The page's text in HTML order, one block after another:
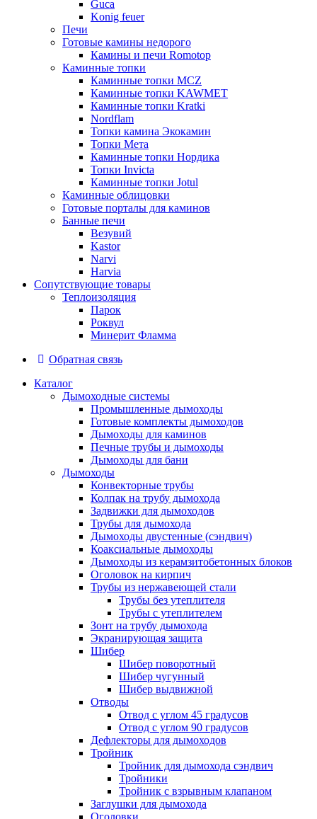
Guca
Konig feuer
Печи
Готовые камины недорого
Камины и печи Romotop
Каминные топки
Каминные топки MCZ
Каминные топки KAWMET
Каминные топки Kratki
Nordflam
Топки камина Экокамин
Топки Мета
Каминные топки Нордика
Топки Invicta
Каминные топки Jotul
Каминные облицовки
Готовые порталы для каминов
Банные печи
Везувий
Kastor
Narvi
Harvia
Сопутствующие товары
Теплоизоляция
Парок
Роквул
Минерит Фламма
Обратная связь
Каталог
Дымоходные системы
Промышленные дымоходы
Готовые комплекты дымоходов
Дымоходы для каминов
Печные трубы и дымоходы
Дымоходы для бани
Дымоходы
Конвекторные трубы
Колпак на трубу дымохода
Задвижки для дымоходов
Трубы для дымохода
Дымоходы двустенные (сэндвич)
Коаксиальные дымоходы
Дымоходы из керамзитобетонных блоков
Оголовок на кирпич
Трубы из нержавеющей стали
Трубы без утеплителя
Трубы с утеплителем
Зонт на трубу дымохода
Экранирующая защита
Шибер
Шибер поворотный
Шибер чугунный
Шибер выдвижной
Отводы
Отвод с углом 45 градусов
Отвод с углом 90 градусов
Дефлекторы для дымоходов
Тройник
Тройник для дымохода сэндвич
Тройники
Тройник с взрывным клапаном
Заглушки для дымохода
Оголовки